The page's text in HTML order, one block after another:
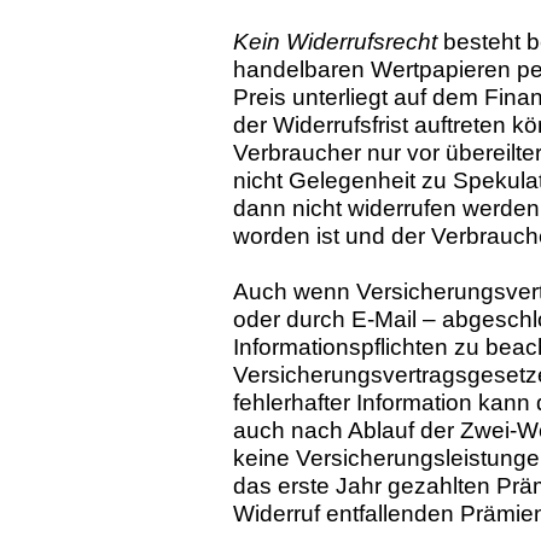
Kein Widerrufsrechtbesteht
handelbaren Wertpapieren
Preis unterliegt auf dem
der Widerrufsfrist auftreten
Verbraucher nur vor
nicht Gelegenheit zu
dann nicht widerrufen
worden ist und der
Auch wenn
oder durch E-Mail –
Informationspflichten zu
fehlerhafter Information
auch nach Ablauf der Zwei-
keine
das erste Jahr gezahlten
Widerruf entfallenden